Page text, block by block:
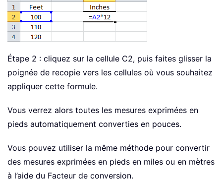
Étape 2 : cliquez sur la cellule C2, puis faites glisser la
poignée de recopie vers les cellules où vous souhaitez
appliquer cette formule.
Vous verrez alors toutes les mesures exprimées en
pieds automatiquement converties en pouces.
Vous pouvez utiliser la même méthode pour convertir
des mesures exprimées en pieds en miles ou en mètres
à l’aide du Facteur de conversion.